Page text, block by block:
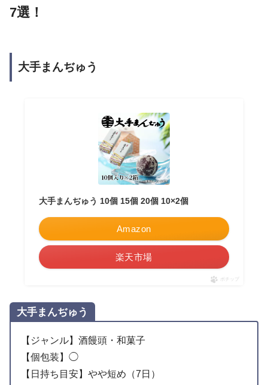
7選！
大手まんぢゅう
大手まんぢゅう 10個 15個 20個 10×2個
Amazon
楽天市場
ポチップ
大手まんぢゅう
【ジャンル】酒饅頭・和菓子
【個包装】◯
【日持ち目安】やや短め（7日）